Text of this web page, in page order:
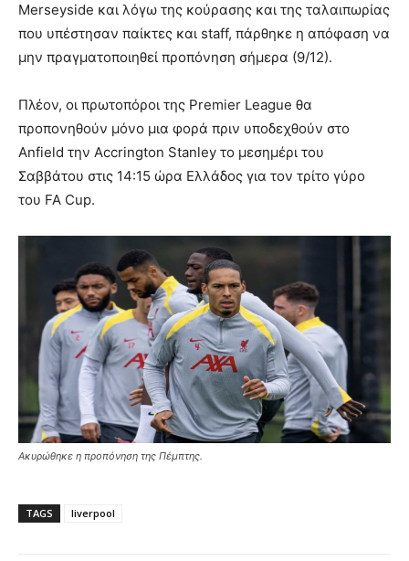
Merseyside και λόγω της κούρασης και της ταλαιπωρίας
που υπέστησαν παίκτες και staff, πάρθηκε η απόφαση να
μην πραγματοποιηθεί προπόνηση σήμερα (9/12).
Πλέον, οι πρωτοπόροι της Premier League θα
προπονηθούν μόνο μια φορά πριν υποδεχθούν στο
Anfield την Accrington Stanley το μεσημέρι του
Σαββάτου στις 14:15 ώρα Ελλάδος για τον τρίτο γύρο
του FA Cup.
Ακυρώθηκε η προπόνηση της Πέμπτης.
TAGS liverpool